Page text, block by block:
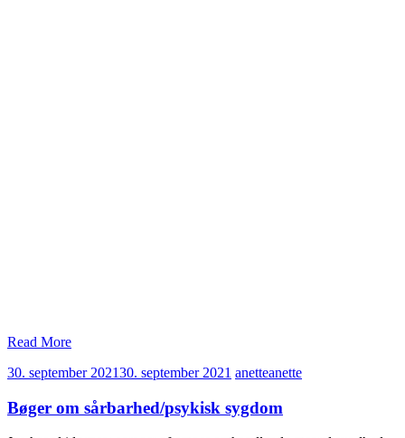
Read More
30. september 202130. september 2021 anetteanette
Bøger om sårbarhed/psykisk sygdom